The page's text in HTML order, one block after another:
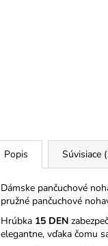
Popis Súvisiace
Dámske pančuchové
pružné pančuchové
Hrúbka 15 DEN
elegantne, vďaka čomu